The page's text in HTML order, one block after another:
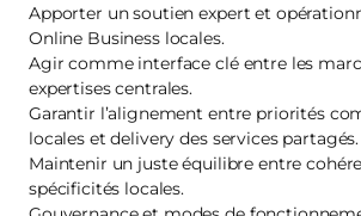
Apporter un soutien expert et
Online Business locales.
Agir comme interface clé entre les
expertises centrales.
Garantir l’alignement entre priorités
locales et delivery des services partagés.
Maintenir un juste équilibre entre
spécificités locales.